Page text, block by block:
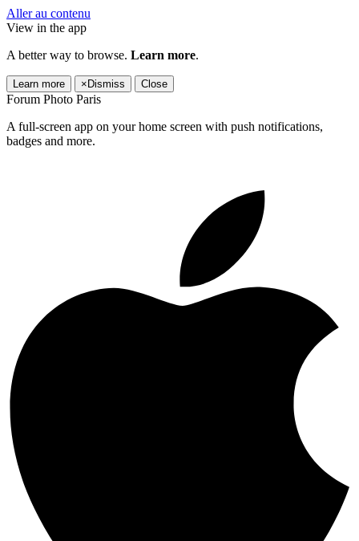
Aller au contenu
View in the app
A better way to browse. Learn more.
Learn more × Dismiss Close
Forum Photo Paris
A full-screen app on your home screen with push notifications,
badges and more.